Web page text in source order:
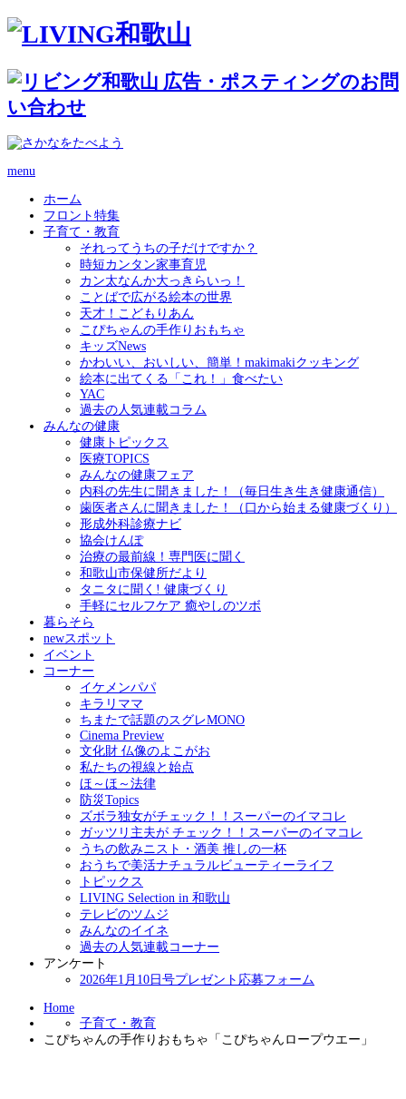
menu
ホーム
フロント特集
子育て・教育
それってうちの子だけですか？
時短カンタン家事育児
カン太なんか大っきらいっ！
ことばで広がる絵本の世界
天才！こどもりあん
こぴちゃんの手作りおもちゃ
キッズNews
かわいい、おいしい、簡単！makimakiクッキング
絵本に出てくる「これ！」食べたい
YAC
過去の人気連載コラム
みんなの健康
健康トピックス
医療TOPICS
みんなの健康フェア
内科の先生に聞きました！（毎日生き生き健康通信）
歯医者さんに聞きました！（口から始まる健康づくり）
形成外科診療ナビ
協会けんぽ
治療の最前線！専門医に聞く
和歌山市保健所だより
タニタに聞く! 健康づくり
手軽にセルフケア 癒やしのツボ
暮らそら
newスポット
イベント
コーナー
イケメンパパ
キラリママ
ちまたで話題のスグレMONO
Cinema Preview
文化財 仏像のよこがお
私たちの視線と始点
ほ～ほ～法律
防災Topics
ズボラ独女がチェック！！スーパーのイマコレ
ガッツリ主夫が チェック！！スーパーのイマコレ
うちの飲みニスト・酒美 推しの一杯
おうちで美活ナチュラルビューティーライフ
トピックス
LIVING Selection in 和歌山
テレビのツムジ
みんなのイイネ
過去の人気連載コーナー
アンケート
2026年1月10日号プレゼント応募フォーム
Home
子育て・教育
こぴちゃんの手作りおもちゃ「こぴちゃんロープウエー」